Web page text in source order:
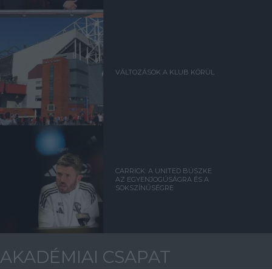
VÁLTOZÁSOK A KLUB KÖRÜL
CARRICK: A UNITED BÜSZKE
AZ EGYENJOGÚSÁGRA ÉS A
SOKSZÍNŰSÉGRE
AKADÉMIAI CSAPAT